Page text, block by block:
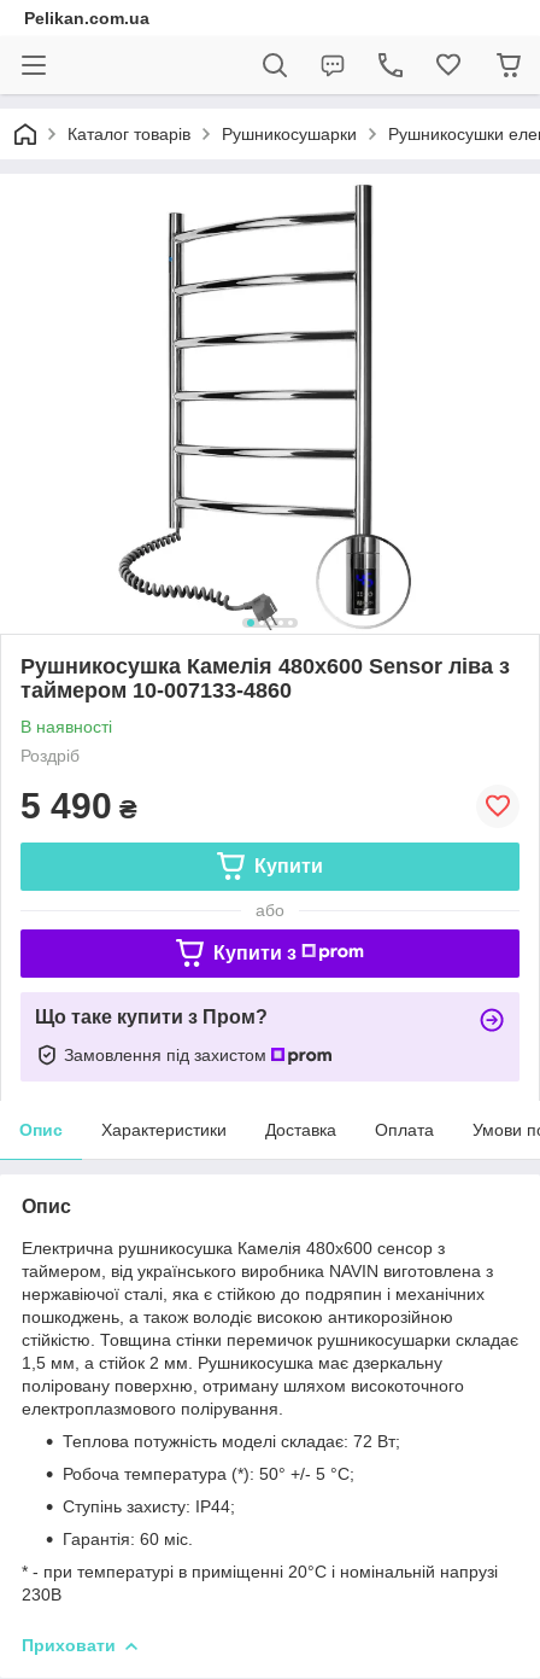
Pelikan.com.ua
Каталог товарів Рушникосушарки Рушникосушки
Рушникосушка Камелія 480х600 Sensor ліва з
таймером 10-007133-4860
В наявності
Роздріб
5 490 ₴
Купити
або
Купити з
Що таке купити з Пром?
Замовлення під захистом
Опис Характеристики Доставка Оплата Умови
Опис
Електрична рушникосушка Камелія 480х600 сенсор з
таймером, від українського виробника NAVIN виготовлена з
нержавіючої сталі, яка є стійкою до подряпин і механічних
пошкоджень, а також володіє високою антикорозійною
стійкістю. Товщина стінки перемичок рушникосушарки складає
1,5 мм, а стійок 2 мм. Рушникосушка має дзеркальну
поліровану поверхню, отриману шляхом високоточного
електроплазмового полірування.
Теплова потужність моделі складає: 72 Вт;
Робоча температура (*): 50° +/- 5 °C;
Ступінь захисту: IP44;
Гарантія: 60 міс.
* - при температурі в приміщенні 20°С і номінальній напрузі
230В
Приховати